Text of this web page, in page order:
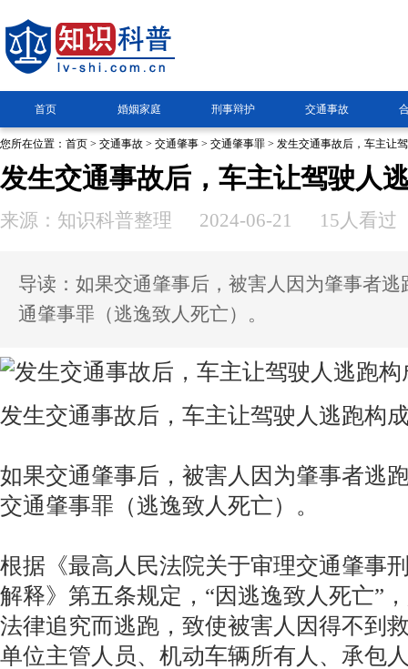
首页 婚姻家庭 刑事辩护 交通事故
您所在位置： 首页 > 交通事故 > 交通肇事 > 交通肇事罪 > 发生交通事故后，车主让
发生交通事故后，车主让驾驶人
来源：知识科普整理 2024-06-21 15人看过
导读：如果交通肇事后，被害人因为肇事者
通肇事罪（逃逸致人死亡）。
发生交通事故后，车主让驾驶人逃跑构
如果交通肇事后，被害人因为肇事者逃
交通肇事罪（逃逸致人死亡）。
根据《最高人民法院关于审理交通肇事
解释》第五条规定，“因逃逸致人死亡”
法律追究而逃跑，致使被害人因得不到
单位主管人员、机动车辆所有人、承包